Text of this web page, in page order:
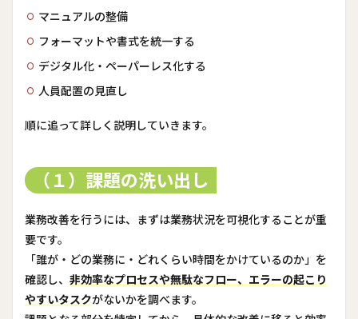
マニュアルの整備
フォーマットや書式を統一する
デジタル化・ペーパーレス化する
人員配置の見直し
順に追って詳しく説明していきます。
（１）課題の洗い出し
業務改善を行うには、まずは業務状況を可視化することが重
要です。
「誰が・どの業務に・どれくらい時間をかけているのか」を
確認し、 非効率なプロセスや無駄なフロー、エラーの起こり
やすいタスクがないかを調べます。